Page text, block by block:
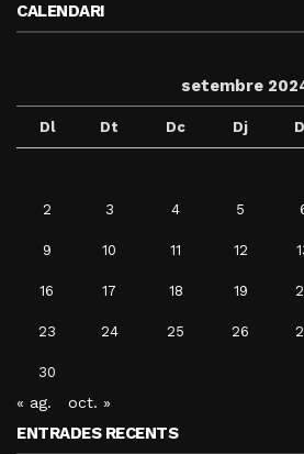
CALENDARI
setembre
Dl Dt Dc Dj
2 3 4 5
9 10 11 12
16 17 18 19
23 24 25 26
30
« ag. oct. »
ENTRADES RECENTS